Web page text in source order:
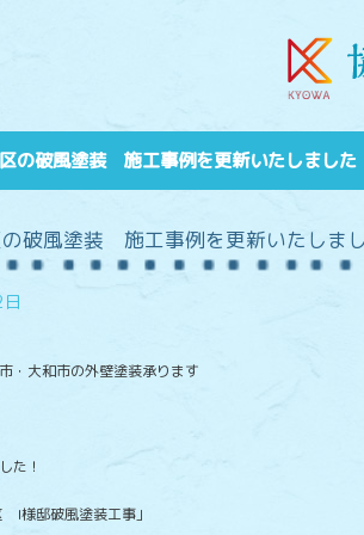
の破風塗装 施工事例を更新いたしました
破風塗装 施工事例を更新いたしま
・大和市の外壁塗装承ります
た！
I様邸破風塗装工事」